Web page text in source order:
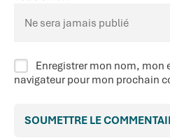
Enregistrer mon nom, mon
navigateur pour mon prochain